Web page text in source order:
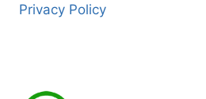
Privacy Policy